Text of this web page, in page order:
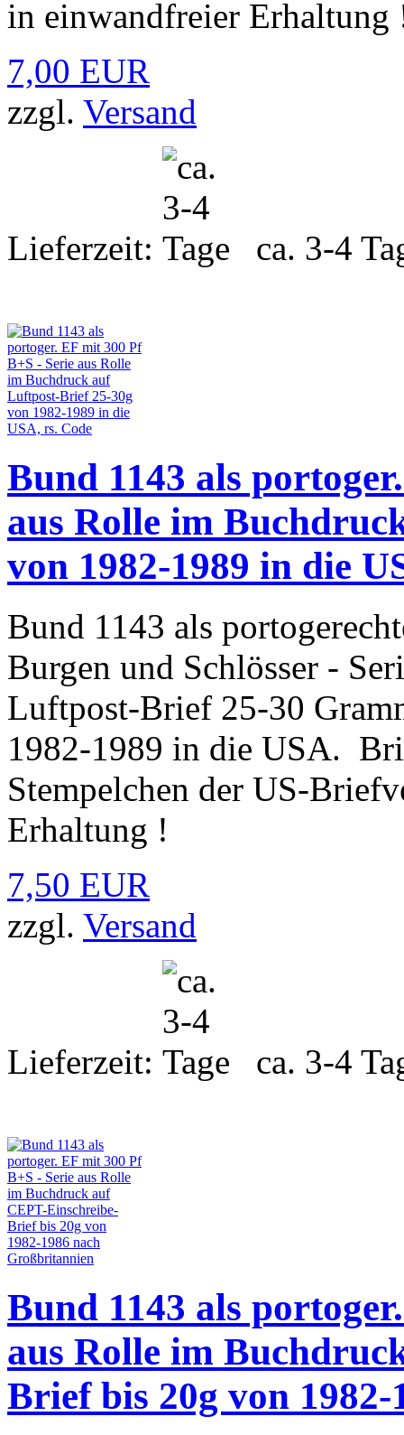
in einwandfreier Erhaltung
7,00 EUR
zzgl. Versand
Lieferzeit: ca. 3-4
Bund 1143 als
aus Rolle im
von 1982-1989 in die
Bund 1143 als
Burgen und Schlösser -
Luftpost-Brief 25-30
1982-1989 in die USA.
Stempelchen der US-
Erhaltung !
7,50 EUR
zzgl. Versand
Lieferzeit: ca. 3-4
Bund 1143 als
aus Rolle im
Brief bis 20g von